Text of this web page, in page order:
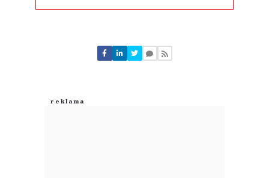
Nie znaleziono komentarzy
Zostaw swoje komentarze